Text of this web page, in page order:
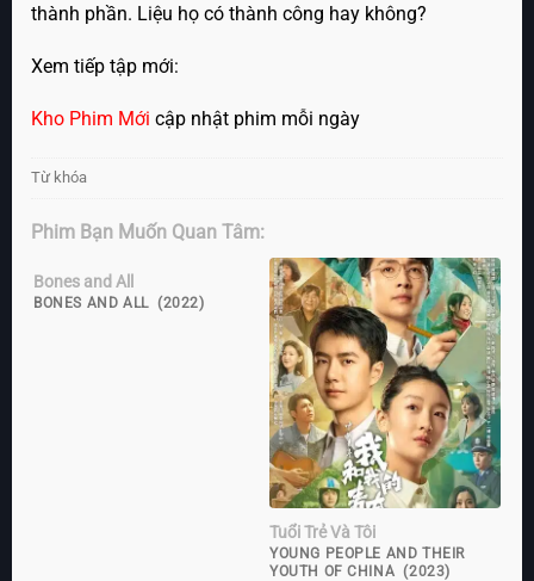
thành phần. Liệu họ có thành công hay không?
Xem tiếp tập mới:
Kho Phim Mới cập nhật phim mỗi ngày
Từ khóa
Phim Bạn Muốn Quan Tâm:
Bones and All
BONES AND ALL (2022)
Tuổi Trẻ Và Tôi
YOUNG PEOPLE AND THEIR
YOUTH OF CHINA (2023)